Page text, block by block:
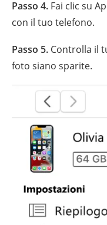
Passo 4. Fai clic su
con il tuo telefono.
Passo 5. Controlla il
foto siano sparite.